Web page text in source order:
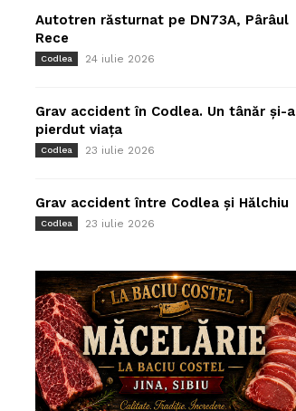
Autotren răsturnat pe DN73A, Pârâul
Rece
Codlea 24 iulie 2026
Grav accident în Codlea. Un tânăr și-a
pierdut viața
Codlea 23 iulie 2026
Grav accident între Codlea și Hălchiu
Codlea 23 iulie 2026